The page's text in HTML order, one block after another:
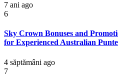
7 ani ago
6
Sky Crown Bonuses and
for Experienced Australian
4 săptămâni ago
7